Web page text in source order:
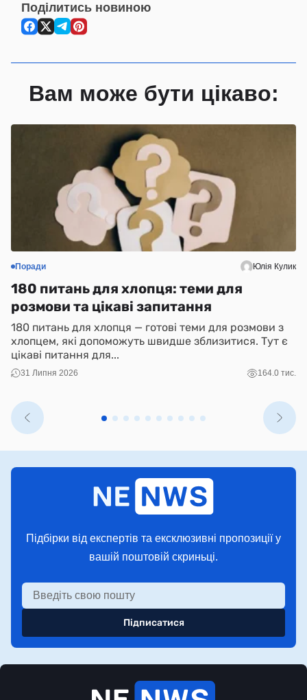
Поділитись новиною
Вам може бути цікаво:
Поради Юлія Кулик
180 питань для хлопця: теми для
розмови та цікаві запитання
180 питань для хлопця — готові теми для розмови з
хлопцем, які допоможуть швидше зблизитися. Тут є
цікаві питання для...
31 Липня 2026 164.0 тис.
Підбірки від експертів та ексклюзивні пропозиції у
вашій поштовій скриньці.
Підписатися